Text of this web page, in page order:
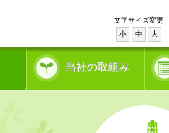
文字サイズ変更
小 中 大
当社の取組み